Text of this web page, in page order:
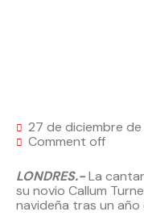
27 de diciembre
Comment off
LONDRES.-La
su novio Callum
navideña tras un año